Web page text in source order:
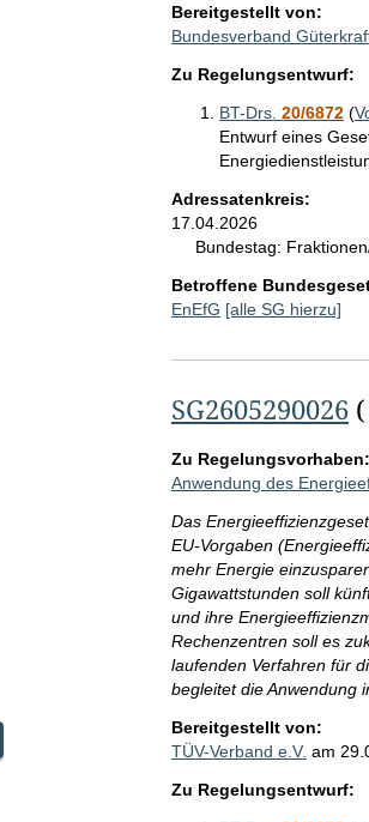
Selektion Anzahl der angegebenen
Bereitgestellt von:
Bundesverband
Zu Regelungsentwurf:
BT-Drs. 20/6872(
Entwurf eines
Adressatenkreis:
17.04.2026
Bundestag:
Betroffene
EnEfG [alle SG hierzu]
SG2605290026(
Zu Regelungsvorhaben:
Anwendung des
Das
EU-Vorgaben
mehr Energie
Gigawattstunden soll
und ihre
Rechenzentren soll es
laufenden Verfahren für
begleitet die Anwendung
Bereitgestellt von:
TÜV-Verband e.V. am
Zu Regelungsentwurf: